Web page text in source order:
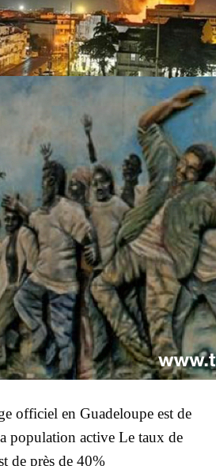
officiel en Guadeloupe est de
population active Le taux de
de près de 40%